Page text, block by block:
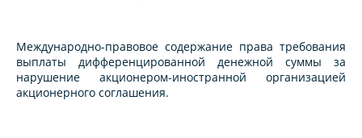
Международно-правовое содержание права требования
выплаты дифференцированной денежной суммы за
нарушение акционером-иностранной организацией
акционерного соглашения.